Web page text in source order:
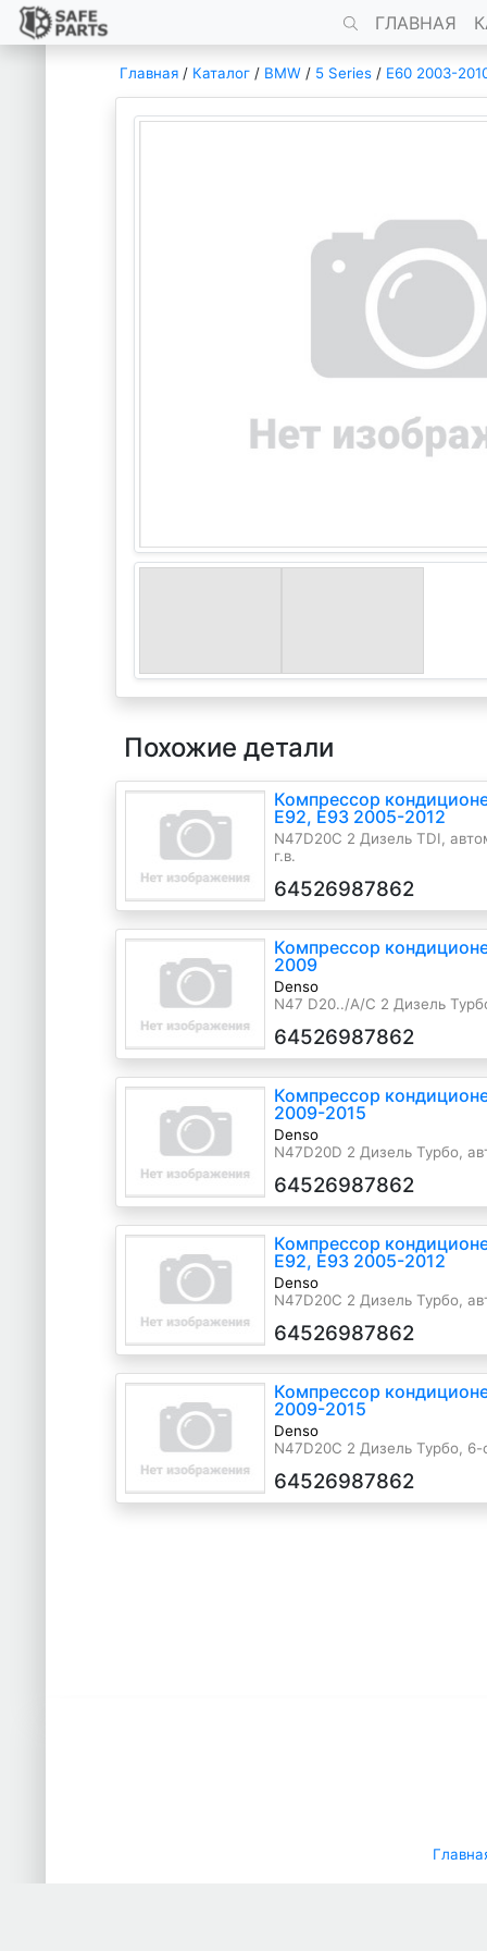
ГЛАВНАЯ
Главная / Каталог / BMW / 5 Series / E60 2003-
Похожие детали
Компрессор
E92, E93 2005-2012
N47D20C 2 Дизель TDI,
г.в.
64526987862
Компрессор
2009
Denso
N47 D20../A/C 2 Дизель
64526987862
Компрессор
2009-2015
Denso
N47D20D 2 Дизель Турбо,
64526987862
Компрессор
E92, E93 2005-2012
Denso
N47D20C 2 Дизель Турбо,
64526987862
Компрессор
2009-2015
Denso
N47D20C 2 Дизель Турбо,
64526987862